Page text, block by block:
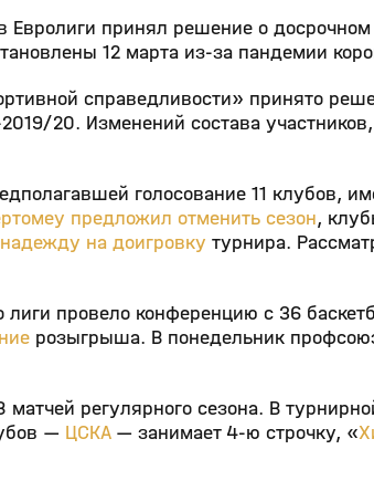
Евролиги принял решение о
12 марта из-за пандемии
справедливости» принято
20. Изменений состава
голосование 11 клубов,
предложил отменить сезон,
на доигровку турнира.
провело конференцию с 36
розыгрыша. В понедельник
матчей регулярного сезона. В
— ЦСКА— занимает 4-ю строчку, «